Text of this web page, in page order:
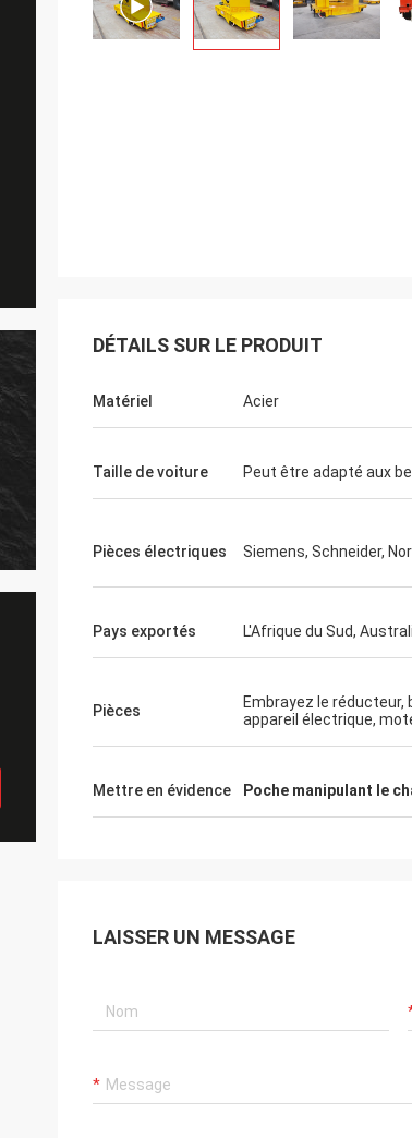
Mohamed
Bonjour, il est ma première fois de venir en
Chine et de visiter l'usine deux fois
pendant une année, l'excellent service m'a
beaucoup de choses intéressantes avec
coopération avec vous.
Vous
DÉTAILS SUR LE PRODUIT
Matériel Acier
Taille de voiture Peut être adapté aux
Pièces électriques Siemens, Schneider,
Pays exportés L'Afrique du Sud,
Pièces
Embrayez le
appareil électrique,
Mettre en évidence Poche manipulant le
LAISSER UN MESSAGE